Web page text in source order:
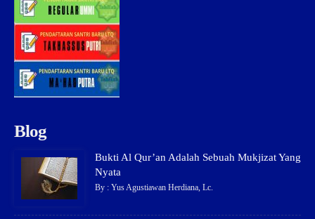
Blog
Bukti Al Qur’an Adalah Sebuah Mukjizat Yang
Nyata
By : Yus Agustiawan Herdiana, Lc.